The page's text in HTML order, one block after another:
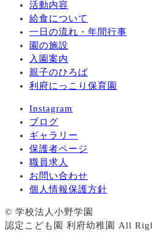
活動内容
給食について
一日の流れ・年間行事
園の施設
入園案内
親子のひろば
利府にっこり保育園
Instagram
ブログ
ギャラリー
保護者ページ
職員求人
お問い合わせ
個人情報保護方針
© 学校法人小野学園
認定こども園 利府幼稚園 All